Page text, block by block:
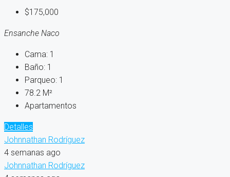
$175,000
Ensanche Naco
Cama: 1
Baño: 1
Parqueo: 1
78.2 M²
Apartamentos
Detalles
Johnnathan Rodríguez
4 semanas ago
Johnnathan Rodríguez